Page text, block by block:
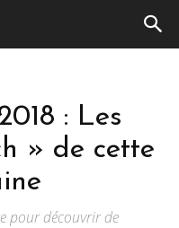
: Les
» de cette
pour découvrir de